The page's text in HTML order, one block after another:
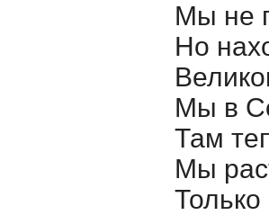
Мы не
Но
Мы в
Там
Мы